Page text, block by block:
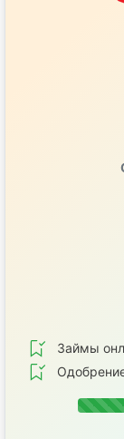
Займы